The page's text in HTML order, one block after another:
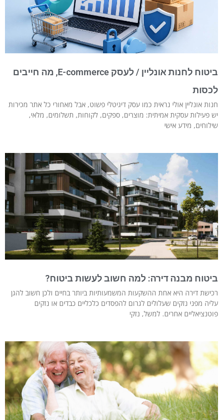
ביטוח לחנות אונליין / לעסק E-commerce, מה חייבים
לכסות
חנות אונליין אולי נראית כמו עסק דיגיטלי פשוט, אבל מאחורי כל אתר מכירות
יש פעילות עסקית אמיתית: מוצרים, ספקים, לקוחות, תשלומים, מלאי,
שילוחים, מידע אישי
ביטוח מבנה דירה: למה חשוב לעשות ביטוח?
רכישת דירה היא אחת ההשקעות המשמעותיות ביותר בחיים ולכן חשוב להגן
עליה מפני נזקים שעלולים לגרום להפסדים כלכליים כבדים או נזקים
פוטנציאליים אחרים. למשל, נזקי